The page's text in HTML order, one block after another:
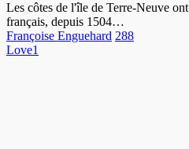
Les côtes de l'île de Terre-Neuve
français, depuis 1504…
Françoise Enguehard 288
Love1